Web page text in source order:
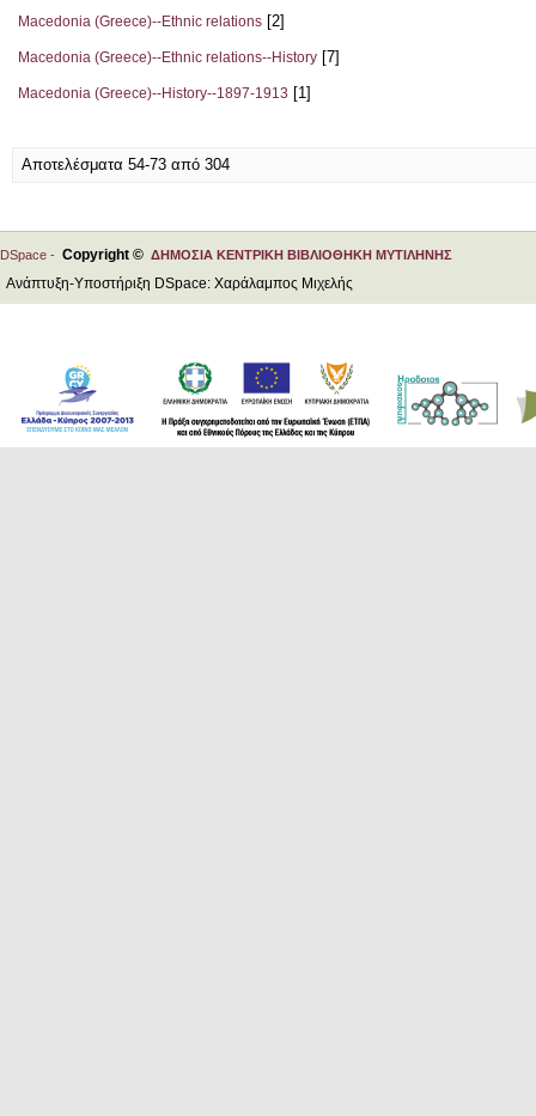
Macedonia (Greece)--Ethnic relations [2]
Macedonia (Greece)--Ethnic relations--History [7]
Macedonia (Greece)--History--1897-1913 [1]
Αποτελέσματα 54-73 από 304
DSpace - Copyright © ΔΗΜΟΣΙΑ ΚΕΝΤΡΙΚΗ ΒΙΒΛΙΟΘΗΚΗ ΜΥΤΙΛΗΝΗΣ
Ανάπτυξη-Υποστήριξη DSpace: Χαράλαμπος Μιχελής